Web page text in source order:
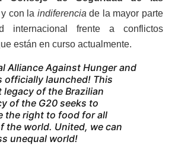
con la indiferencia de la mayor parte
internacional frente a conflictos
están en curso actualmente.
Alliance Against Hunger and
officially launched! This
of the Brazilian
of the G20 seeks to
the right to food for all
the world. United, we can
unequal world!